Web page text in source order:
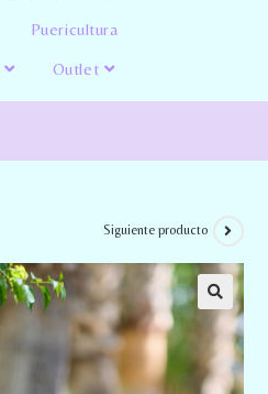
Puericultura
Outlet
Siguiente producto